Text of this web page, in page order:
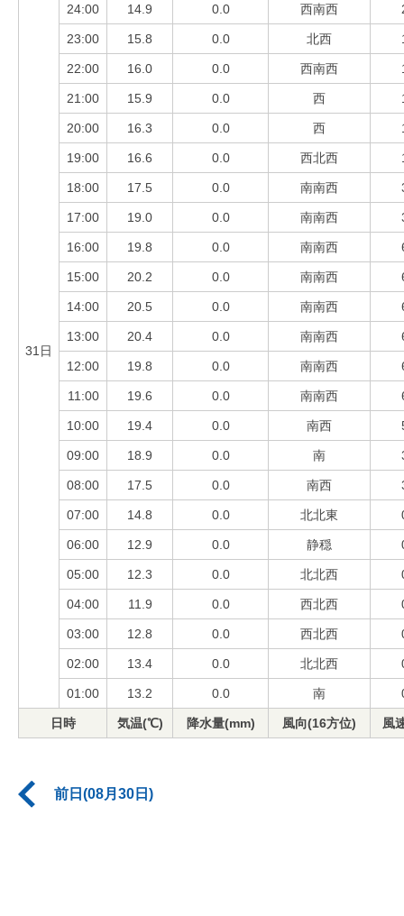
31日
24:00 14.9 0.0 西南西
23:00 15.8 0.0 北西
22:00 16.0 0.0 西南西
21:00 15.9 0.0 西
20:00 16.3 0.0 西
19:00 16.6 0.0 西北西
18:00 17.5 0.0 南南西
17:00 19.0 0.0 南南西
16:00 19.8 0.0 南南西
15:00 20.2 0.0 南南西
14:00 20.5 0.0 南南西
13:00 20.4 0.0 南南西
12:00 19.8 0.0 南南西
11:00 19.6 0.0 南南西
10:00 19.4 0.0 南西
09:00 18.9 0.0 南
08:00 17.5 0.0 南西
07:00 14.8 0.0 北北東
06:00 12.9 0.0 静穏
05:00 12.3 0.0 北北西
04:00 11.9 0.0 西北西
03:00 12.8 0.0 西北西
02:00 13.4 0.0 北北西
01:00 13.2 0.0 南
日時 気温(℃) 降水量(mm) 風向(16方位) 風
前日(08月30日)